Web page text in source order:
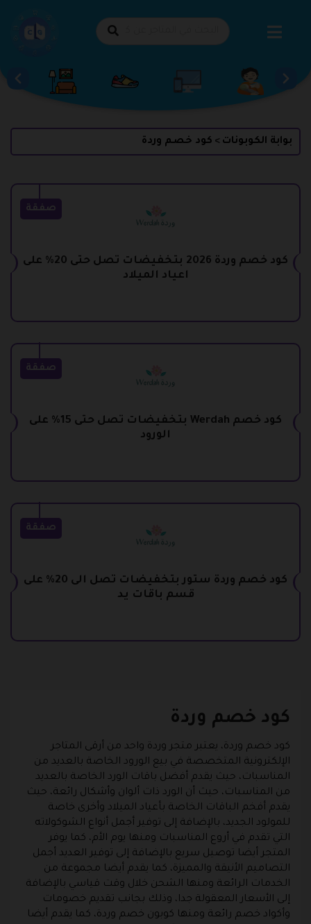
بوابة الكوبونات > كود خصم وردة
صفقة
كود خصم وردة 2026 بتخفيضات تصل حتى 20% على
اعياد الميلاد
صفقة
كود خصم Werdah بتخفيضات تصل حتى 15% على
الورود
صفقة
كود خصم وردة ستور بتخفيضات تصل الى 20% على
قسم باقات يد
كود خصم وردة
كود خصم وردة، يعتبر متجر وردة واحد من أرقى المتاجر
الإلكترونية المتخصصة في بيع الورود الخاصة بالعديد من
المناسبات، حيث يقدم أفضل باقات الورد الخاصة بالعديد
من المناسبات، حيث أن الورد ذات ألوان وأشكال رائعة، حيث
يقدم أفخم الباقات الخاصة بأعياد الميلاد وأخرى خاصة
للمولود الجديد، بالإضافة إلى توفير أجمل أنواع الشوكولاته
التي تقدم في أروع المناسبات ومنها يوم الأم، كما يوفر
المتجر أيضا توصيل سريع بالإضافة إلى توفير العديد أجمل
التصاميم الأنيقة والمميزة، كما يقدم أيضا مجموعة من
الخدمات الرائعة ومنها الشحن خلال وقت قياسي بالإضافة
إلى الأسعار المعقولة جدا، وذلك بجانب تقديم خصومات
وأكواد خصم رائعة ومنها كوبون خصم وردة، كما يقدم أيضا